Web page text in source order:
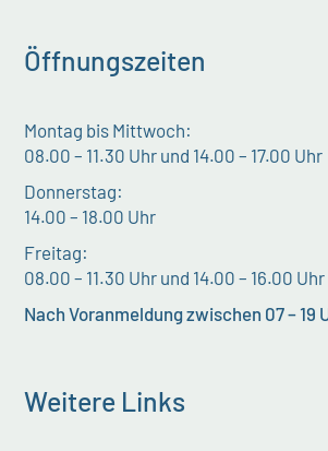
Öffnungszeiten
Montag bis Mittwoch:
08.00 – 11.30 Uhr und 14.00 – 17.00 Uhr
Donnerstag:
14.00 – 18.00 Uhr
Freitag:
08.00 – 11.30 Uhr und 14.00 – 16.00 Uhr
Nach Voranmeldung zwischen 07 – 19
Weitere Links